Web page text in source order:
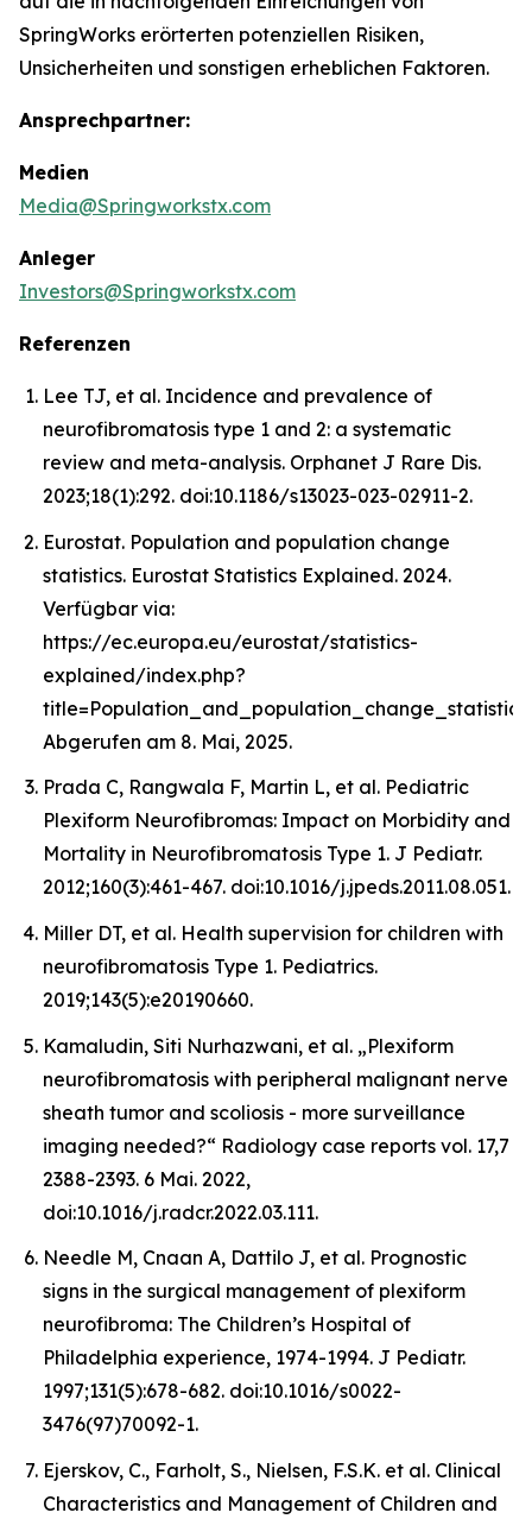
SpringWorks erörterten potenziellen Risiken,
Unsicherheiten und sonstigen erheblichen Faktoren.
Ansprechpartner:
Medien
Media@Springworkstx.com
Anleger
Investors@Springworkstx.com
Referenzen
Lee TJ, et al. Incidence and prevalence of
neurofibromatosis type 1 and 2: a systematic
review and meta-analysis. Orphanet J Rare Dis.
2023;18(1):292. doi:10.1186/s13023-023-02911-2.
Eurostat. Population and population change
statistics. Eurostat Statistics Explained. 2024.
Verfügbar via:
https://ec.europa.eu/eurostat/statistics-
explained/index.php?
title=Population_and_population_change_statistics.
Abgerufen am 8. Mai, 2025.
Prada C, Rangwala F, Martin L, et al. Pediatric
Plexiform Neurofibromas: Impact on Morbidity and
Mortality in Neurofibromatosis Type 1. J Pediatr.
2012;160(3):461-467. doi:10.1016/j.jpeds.2011.08.051.
Miller DT, et al. Health supervision for children with
neurofibromatosis Type 1. Pediatrics.
2019;143(5):e20190660.
Kamaludin, Siti Nurhazwani, et al. „Plexiform
neurofibromatosis with peripheral malignant nerve
sheath tumor and scoliosis - more surveillance
imaging needed?“ Radiology case reports vol. 17,7
2388-2393. 6 Mai. 2022,
doi:10.1016/j.radcr.2022.03.111.
Needle M, Cnaan A, Dattilo J, et al. Prognostic
signs in the surgical management of plexiform
neurofibroma: The Children’s Hospital of
Philadelphia experience, 1974-1994. J Pediatr.
1997;131(5):678-682. doi:10.1016/s0022-
3476(97)70092-1.
Ejerskov, C., Farholt, S., Nielsen, F.S.K. et al. Clinical
Characteristics and Management of Children and